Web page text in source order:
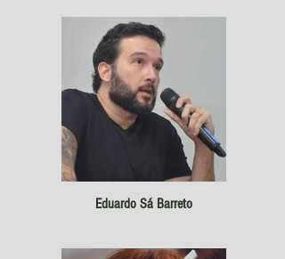
Eduardo Sá Barreto